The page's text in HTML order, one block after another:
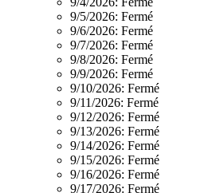
9/5/2026: Fermé
9/6/2026: Fermé
9/7/2026: Fermé
9/8/2026: Fermé
9/9/2026: Fermé
9/10/2026: Fermé
9/11/2026: Fermé
9/12/2026: Fermé
9/13/2026: Fermé
9/14/2026: Fermé
9/15/2026: Fermé
9/16/2026: Fermé
9/17/2026: Fermé